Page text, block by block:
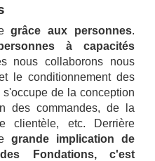
grâce aux personnes.
à capacités
nous collaborons nous
le conditionnement des
de la conception
des commandes, de la
clientèle, etc. Derrière
grande implication de
Fondations, c'est